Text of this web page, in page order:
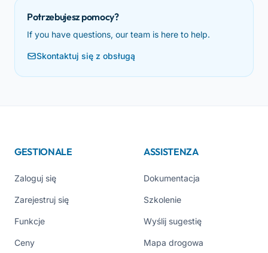
Potrzebujesz pomocy?
If you have questions, our team is here to help.
Skontaktuj się z obsługą
GESTIONALE
Zaloguj się
Zarejestruj się
Funkcje
Ceny
ASSISTENZA
Dokumentacja
Szkolenie
Wyślij sugestię
Mapa drogowa